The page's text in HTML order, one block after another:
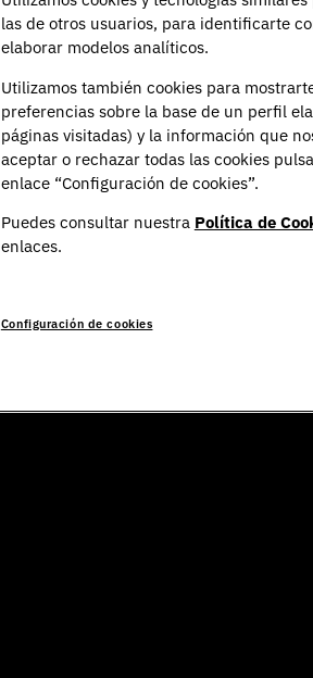
¿Cómo
donde las dudas se
Antes de empezar la
las de otros usuarios, para identificarte
elaborar modelos analíticos.
Utilizamos también cookies para
preferencias sobre la base de un perfil
páginas visitadas) y la información que
aceptar o rechazar todas las cookies
enlace “Configuración de cookies”.
Puedes consultar nuestra Política de
enlaces.
Configuración de cookies